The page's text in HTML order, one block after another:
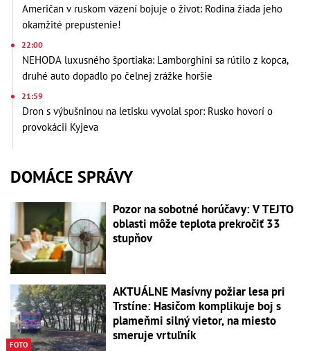
Američan v ruskom väzení bojuje o život: Rodina žiada jeho
okamžité prepustenie!
22:00
NEHODA luxusného športiaka: Lamborghini sa rútilo z kopca,
druhé auto dopadlo po čelnej zrážke horšie
21:59
Dron s výbušninou na letisku vyvolal spor: Rusko hovorí o
provokácii Kyjeva
DOMÁCE SPRÁVY
Pozor na sobotné horúčavy: V TEJTO
oblasti môže teplota prekročiť 33
stupňov
FOTO
AKTUÁLNE Masívny požiar lesa pri
Trstíne: Hasičom komplikuje boj s
plameňmi silný vietor, na miesto
smeruje vrtuľník